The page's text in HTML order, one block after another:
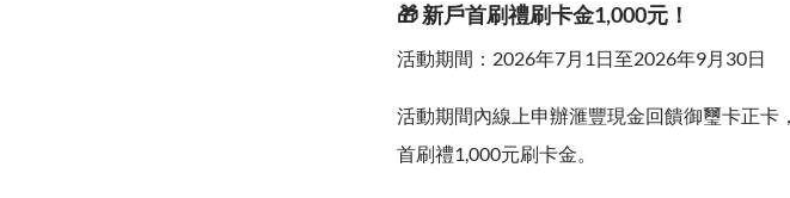
🎁 新戶首刷禮刷卡金1,000元！
活動期間：2026年7月1日至2026年9月30日
活動期間內線上申辦滙豐現金回饋御璽卡正
首刷禮1,000元刷卡金。